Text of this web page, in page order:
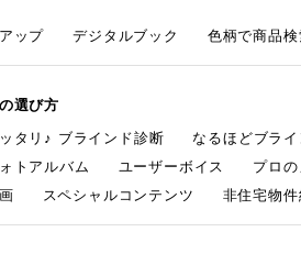
ップ
デジタルブック 色柄で商品検
選び方
タリ♪ ブラインド診断
なるほどブライ
トアルバム
ユーザーボイス プロ
スペシャルコンテンツ 非住宅物